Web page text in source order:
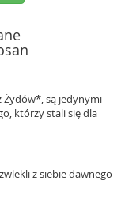
Żydów*, są jedynymi
którzy stali się dla
z siebie dawnego